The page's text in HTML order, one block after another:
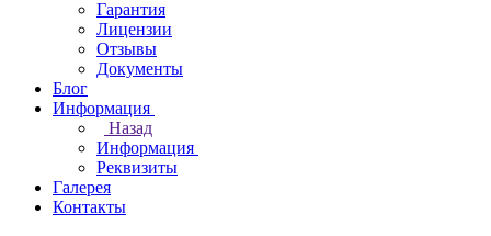
Гарантия
Лицензии
Отзывы
Документы
Блог
Информация
Назад
Информация
Реквизиты
Галерея
Контакты